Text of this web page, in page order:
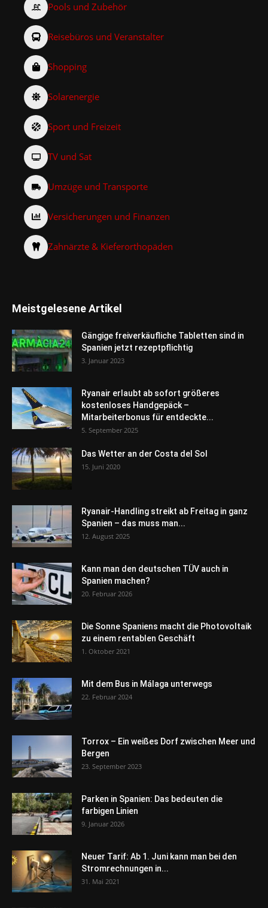
Pools und Zubehör
Reisebüros und Veranstalter
Shopping
Solarenergie
Sport und Freizeit
TV und Sat
Umzüge und Transporte
Versicherungen und Finanzen
Zahnärzte & Kieferorthopäden
Meistgelesene Artikel
Gängige freiverkäufliche Tabletten sind in
Spanien jetzt rezeptpflichtig
3. Januar 2023
Ryanair erlaubt ab sofort größeres
kostenloses Handgepäck –
Mitarbeiterbonus für entdeckte...
5. September 2025
Das Wetter an der Costa del Sol
15. Juni 2020
Ryanair-Handling streikt ab Freitag in ganz
Spanien – das muss man...
12. August 2025
Kann man den deutschen TÜV auch in
Spanien machen?
20. Februar 2026
Die Sonne Spaniens macht die Photovoltaik
zu einem rentablen Geschäft
1. Oktober 2021
Mit dem Bus in Málaga unterwegs
22. Februar 2024
Torrox – Ein weißes Dorf zwischen Meer und
Bergen
23. September 2023
Parken in Spanien: Das bedeuten die
farbigen Linien
9. Januar 2026
Neuer Tarif: Ab 1. Juni kann man bei den
Stromrechnungen in...
31. Mai 2021